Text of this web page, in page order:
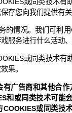
存您向我们提供有
的情况。我们可利
服务进行什么活动
或同类技术有
果。
有广告商和其他合作
和或同类技术可能
COOKIES或同类技